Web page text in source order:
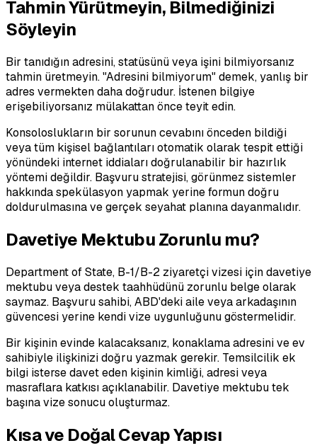
Tahmin Yürütmeyin, Bilmediğinizi
Söyleyin
Bir tanıdığın adresini, statüsünü veya işini bilmiyorsanız
tahmin üretmeyin. "Adresini bilmiyorum" demek, yanlış bir
adres vermekten daha doğrudur. İstenen bilgiye
erişebiliyorsanız mülakattan önce teyit edin.
Konsoloslukların bir sorunun cevabını önceden bildiği
veya tüm kişisel bağlantıları otomatik olarak tespit ettiği
yönündeki internet iddiaları doğrulanabilir bir hazırlık
yöntemi değildir. Başvuru stratejisi, görünmez sistemler
hakkında spekülasyon yapmak yerine formun doğru
doldurulmasına ve gerçek seyahat planına dayanmalıdır.
Davetiye Mektubu Zorunlu mu?
Department of State, B-1/B-2 ziyaretçi vizesi için davetiye
mektubu veya destek taahhüdünü zorunlu belge olarak
saymaz. Başvuru sahibi, ABD'deki aile veya arkadaşının
güvencesi yerine kendi vize uygunluğunu göstermelidir.
Bir kişinin evinde kalacaksanız, konaklama adresini ve ev
sahibiyle ilişkinizi doğru yazmak gerekir. Temsilcilik ek
bilgi isterse davet eden kişinin kimliği, adresi veya
masraflara katkısı açıklanabilir. Davetiye mektubu tek
başına vize sonucu oluşturmaz.
Kısa ve Doğal Cevap Yapısı